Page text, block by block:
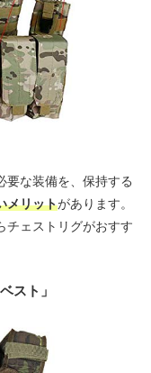
要な装備を、保持する
メリットがあります。
チェストリグがおすす
スト」